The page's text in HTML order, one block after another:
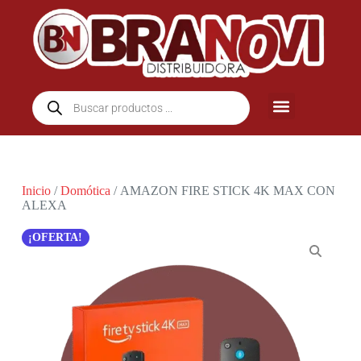
Inicio/Domótica / AMAZON FIRE STICK 4K MAX CON
ALEXA
¡OFERTA!